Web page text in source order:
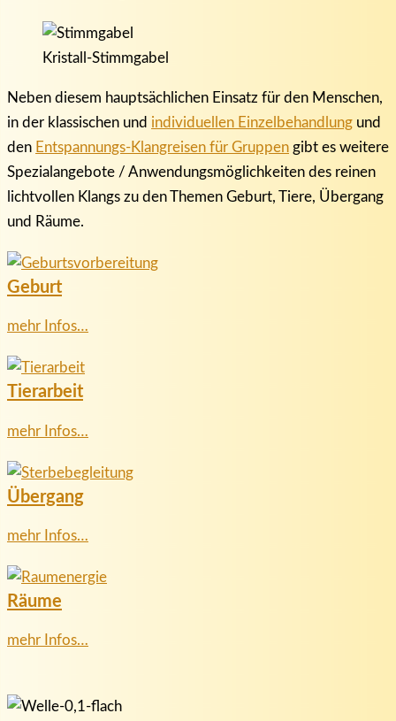
Kristall-Stimmgabel
Neben diesem hauptsächlichen Einsatz für den Menschen,
in der klassischen und individuellen Einzelbehandlung und
den Entspannungs-Klangreisen für Gruppen gibt es weitere
Spezialangebote / Anwendungsmöglichkeiten des reinen
lichtvollen Klangs zu den Themen Geburt, Tiere, Übergang
und Räume.
Geburt
mehr Infos…
Tierarbeit
mehr Infos…
Übergang
mehr Infos…
Räume
mehr Infos…